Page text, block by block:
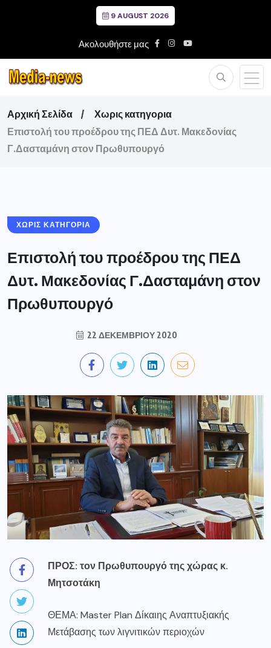
9 AUGUST 2026
Ακολουθήστε μας
Αρχική Σελίδα
Χωρις κατηγορια
Επιστολή του προέδρου της ΠΕΔ Δυτ. Μακεδονίας
Γ.Δασταμάνη στον Πρωθυπουργό
ΧΩΡΙΣ ΚΑΤΗΓΟΡΙΑ
Επιστολή του προέδρου της ΠΕΔ
Δυτ. Μακεδονίας Γ.Δασταμάνη στον
Πρωθυπουργό
22 ΔΕΚΕΜΒΡΊΟΥ 2020
ΠΡΟΣ: τον Πρωθυπουργό της χώρας κ.
Μητσοτάκη
ΘΕΜΑ: Master Plan Δίκαιης Αναπτυξιακής
Μετάβασης των λιγνιτικών περιοχών